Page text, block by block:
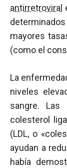
antirretroviral
mayores
(como el
La
niveles
sangre.
colesterol
(LDL, o
ayudan a
había